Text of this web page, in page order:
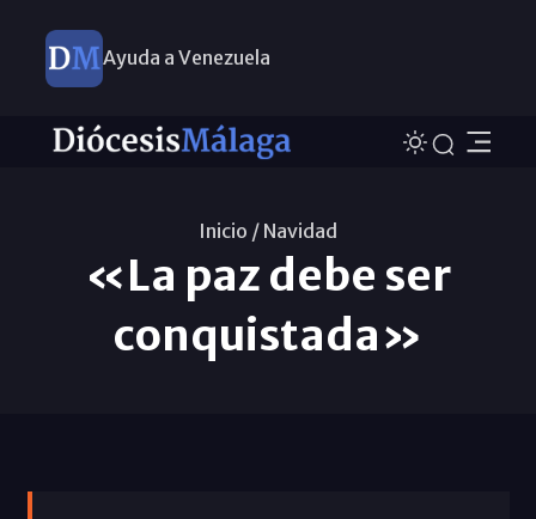
Ayuda a Venezuela
Inicio / Navidad
«La paz debe ser
conquistada»